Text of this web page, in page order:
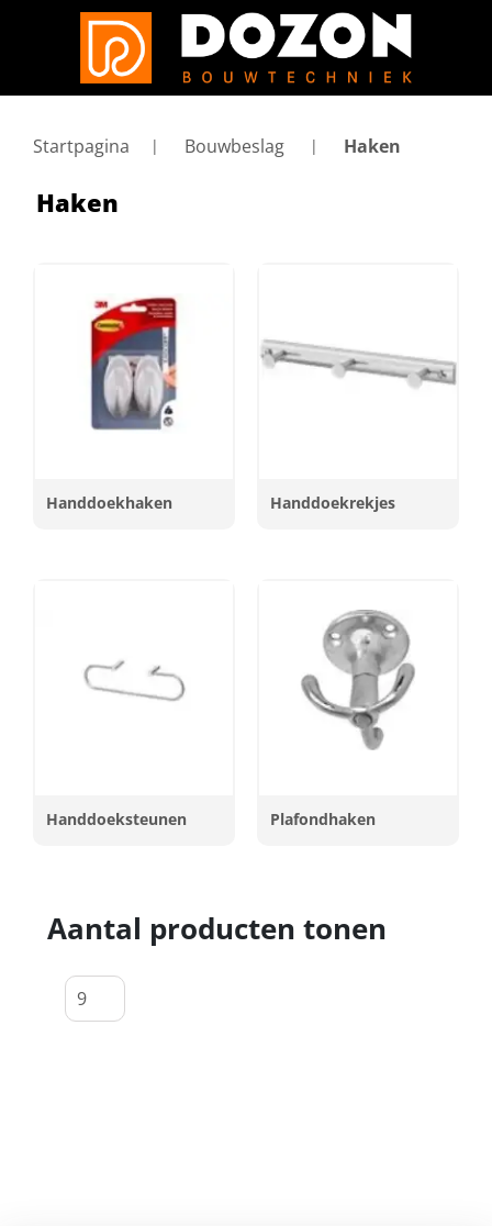
Startpagina Bouwbeslag Haken
Haken
Handdoekhaken Handdoekrekjes
Handdoeksteunen Plafondhaken
Aantal producten tonen